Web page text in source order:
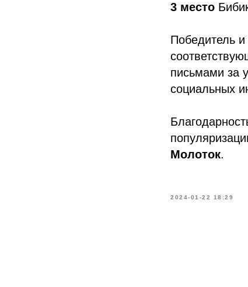
3 место
Победитель
письмами за
социальных
Молоток.
2024-01-22 18:29